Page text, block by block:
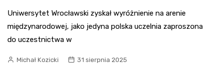
Uniwersytet Wrocławski zyskał wyróżnienie na arenie
międzynarodowej, jako jedyna polska uczelnia zaproszona
do uczestnictwa w
Michał Kozicki 31 sierpnia 2025